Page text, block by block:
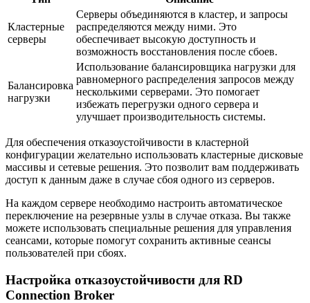
Кластерные
серверы
Серверы объединяются в кластер, и запросы
распределяются между ними. Это
обеспечивает высокую доступность и
возможность восстановления после сбоев.
Балансировка
нагрузки
Использование балансировщика нагрузки для
равномерного распределения запросов между
несколькими серверами. Это помогает
избежать перегрузки одного сервера и
улучшает производительность системы.
Для обеспечения отказоустойчивости в кластерной
конфигурации желательно использовать кластерные дисковые
массивы и сетевые решения. Это позволит вам поддерживать
доступ к данным даже в случае сбоя одного из серверов.
На каждом сервере необходимо настроить автоматическое
переключение на резервные узлы в случае отказа. Вы также
можете использовать специальные решения для управления
сеансами, которые помогут сохранить активные сеансы
пользователей при сбоях.
Настройка отказоустойчивости для RD
Connection Broker